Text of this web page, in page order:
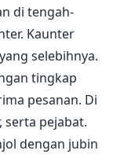
di tengah-
Kaunter
selebihnya.
tingkap
pesanan. Di
pejabat.
dengan jubin